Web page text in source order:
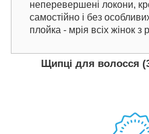
неперевершені локони,
самостійно і без
плойка - мрія всіх жінок з
Щипці для волосся